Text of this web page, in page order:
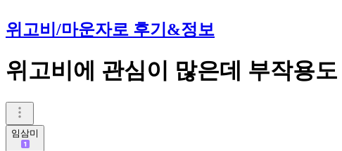
위고비/마운자로 후기&정보
위고비에 관심이 많은데 부작용
임삼미